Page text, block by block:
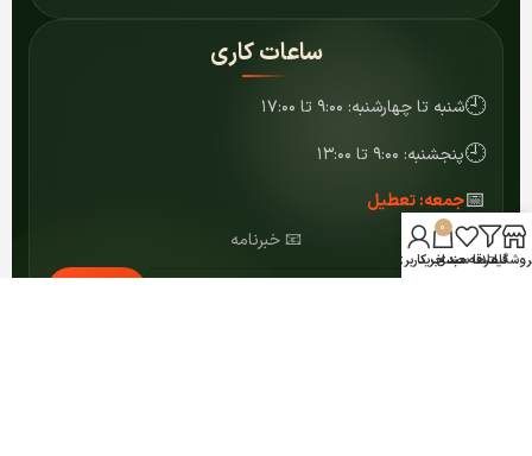
ساعات کاری
🕘شنبه تا چهارشنبه: ۹:۰۰ تا ۱۷:۰۰
🕘پنجشنبه: ۹:۰۰ تا ۱۳:۰۰
📅جمعه: تعطیل
📧 خبرنامه
فیلترها
علاقه مندی
0
سبد خرید
حساب کاربری من